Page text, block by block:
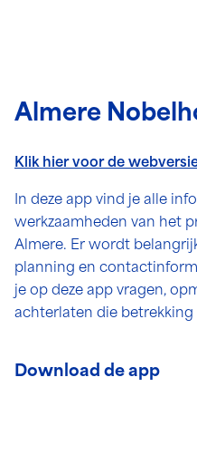
Almere
Klik hier voor de
In deze app vind je alle
werkzaamheden van het
Almere. Er wordt
planning en
je op deze app vragen,
achterlaten die
Download de app